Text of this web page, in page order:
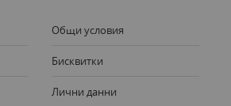
Общи условия
Бисквитки
Лични данни